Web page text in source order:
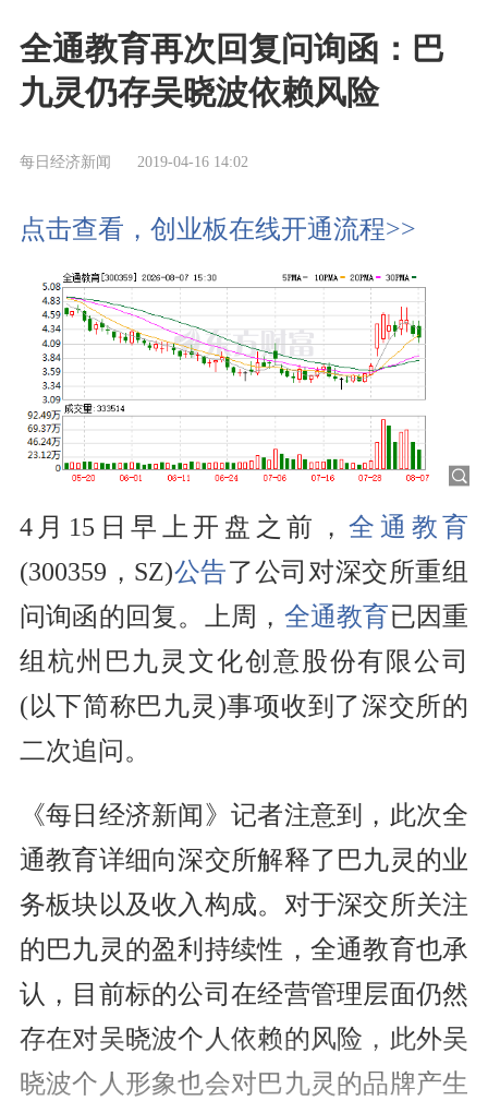
全通教育再次回复问询函：巴
九灵仍存吴晓波依赖风险
每日经济新闻 2019-04-16 14:02
点击查看，创业板在线开通流程>>
4月15日早上开盘之前，全通教育
(300359，SZ)公告了公司对深交所重组
问询函的回复。上周， 全通教育已因重
组杭州巴九灵文化创意股份有限公司
(以下简称巴九灵)事项收到了深交所的
二次追问。
《每日经济新闻》记者注意到，此次全
通教育详细向深交所解释了巴九灵的业
务板块以及收入构成。对于深交所关注
的巴九灵的盈利持续性，全通教育也承
认，目前标的公司在经营管理层面仍然
存在对吴晓波个人依赖的风险，此外吴
晓波个人形象也会对巴九灵的品牌产生